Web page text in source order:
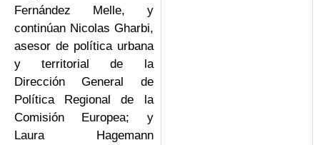
Fernández Melle, y
continúan Nicolas Gharbi,
asesor de política urbana
y territorial de la
Dirección General de
Política Regional de la
Comisión Europea; y
Laura Hagemann